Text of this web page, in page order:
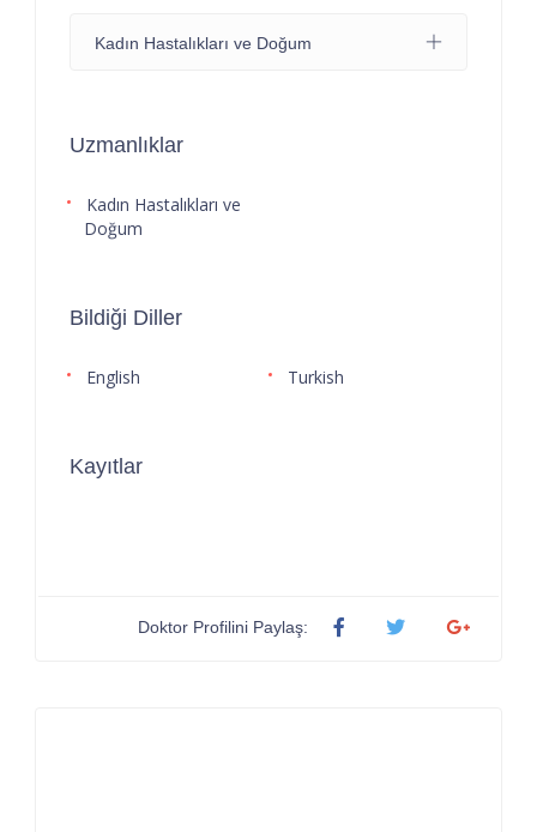
Kadın Hastalıkları ve Doğum
Uzmanlıklar
Kadın Hastalıkları ve
Doğum
Bildiği Diller
English Turkish
Kayıtlar
Doktor Profilini Paylaş: